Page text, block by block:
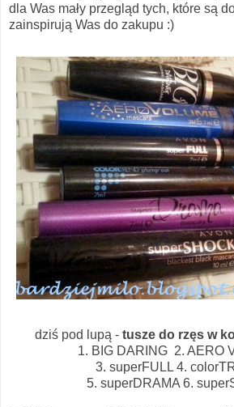
dla Was mały przegląd tych, które są
zainspirują Was do zakupu :)
dziś pod lupą - tusze do rzęs w
1. BIG DARING 2. AERO
3. superFULL 4.
5. superDRAMA 6.